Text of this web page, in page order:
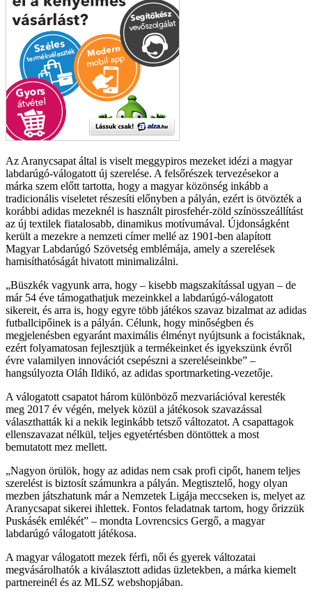
Az Aranycsapat által is viselt meggypiros mezeket idézi a magyar
labdarúgó-válogatott új szerelése. A felsőrészek tervezésekor a
márka szem előtt tartotta, hogy a magyar közönség inkább a
tradicionális viseletet részesíti előnyben a pályán, ezért is ötvözték a
korábbi adidas mezeknél is használt pirosfehér-zöld színösszeállítást
az új textilek fiatalosabb, dinamikus motívumával. Újdonságként
került a mezekre a nemzeti címer mellé az 1901-ben alapított
Magyar Labdarúgó Szövetség emblémája, amely a szerelések
hamisíthatóságát hivatott minimalizálni.
Büszkék vagyunk arra, hogy – kisebb magszakítással ugyan – de
már 54 éve támogathatjuk mezeinkkel a labdarúgó-válogatott
sikereit, és arra is, hogy egyre több játékos szavaz bizalmat az adidas
futballcipőinek is a pályán. Célunk, hogy minőségben és
megjelenésben egyaránt maximális élményt nyújtsunk a focistáknak,
ezért folyamatosan fejlesztjük a termékeinket és igyekszünk évről
évre valamilyen innovációt csepészni a szereléseinkbe
–
hangsúlyozta Oláh Ildikó, az adidas sportmarketing-vezetője.
A válogatott csapatot három különböző mezvariációval keresték
meg 2017 év végén, melyek közül a játékosok szavazással
választhatták ki a nekik leginkább tetsző változatot. A csapattagok
ellenszavazat nélkül, teljes egyetértésben döntöttek a most
bemutatott mez mellett.
Nagyon örülök, hogy az adidas nem csak profi cipőt, hanem teljes
szerelést is biztosít számunkra a pályán. Megtisztelő, hogy olyan
mezben játszhatunk már a Nemzetek Ligája meccseken is, melyet az
Aranycsapat sikerei ihlettek. Fontos feladatnak tartom, hogy őrizzük
Puskásék emlékét
– mondta Lovrencsics Gergő, a magyar
labdarúgó válogatott játékosa.
A magyar válogatott mezek férfi, női és gyerek változatai
megvásárolhatók a kiválasztott adidas üzletekben, a márka kiemelt
partnereinél és az MLSZ webshopjában.